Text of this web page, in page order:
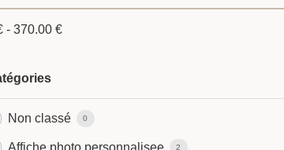
- 370.00 €
Non classé 0
2